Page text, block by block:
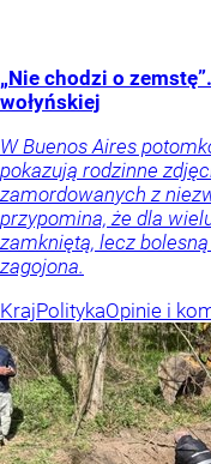
„Nie chodzi o
wołyńskiej
W Buenos Aires
pokazują rodzinne
zamordowanych z
przypomina, że dla
zamkniętą, lecz
zagojona.
KrajPolitykaOpinie i